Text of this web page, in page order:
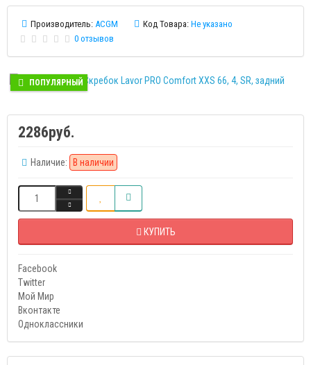
Производитель: ACGM Код Товара: Не указано
0 отзывов
ПОПУЛЯРНЫЙ
2286руб.
Наличие: В наличии
КУПИТЬ
Facebook
Twitter
Мой Мир
Вконтакте
Одноклассники